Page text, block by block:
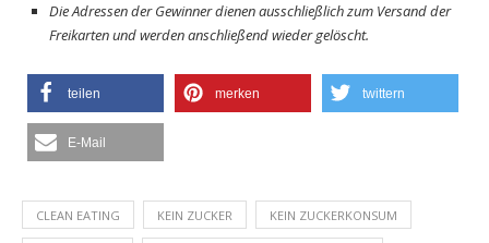
Die Adressen der Gewinner dienen ausschließlich zum Versand der
Freikarten und werden anschließend wieder gelöscht.
teilen merken twittern
E-Mail
CLEAN EATING KEIN ZUCKER KEIN ZUCKERKONSUM